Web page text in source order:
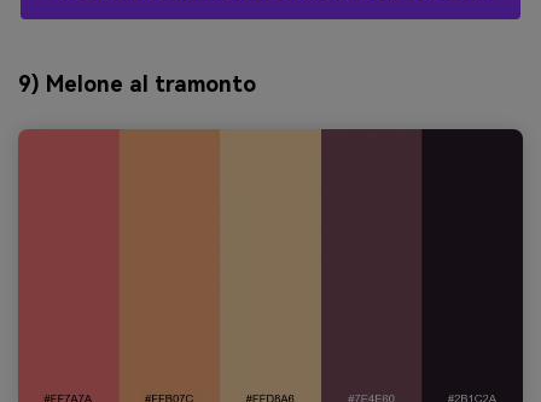
9) Melone al tramonto